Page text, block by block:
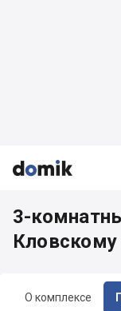



О комплексе
3-
Кловскому